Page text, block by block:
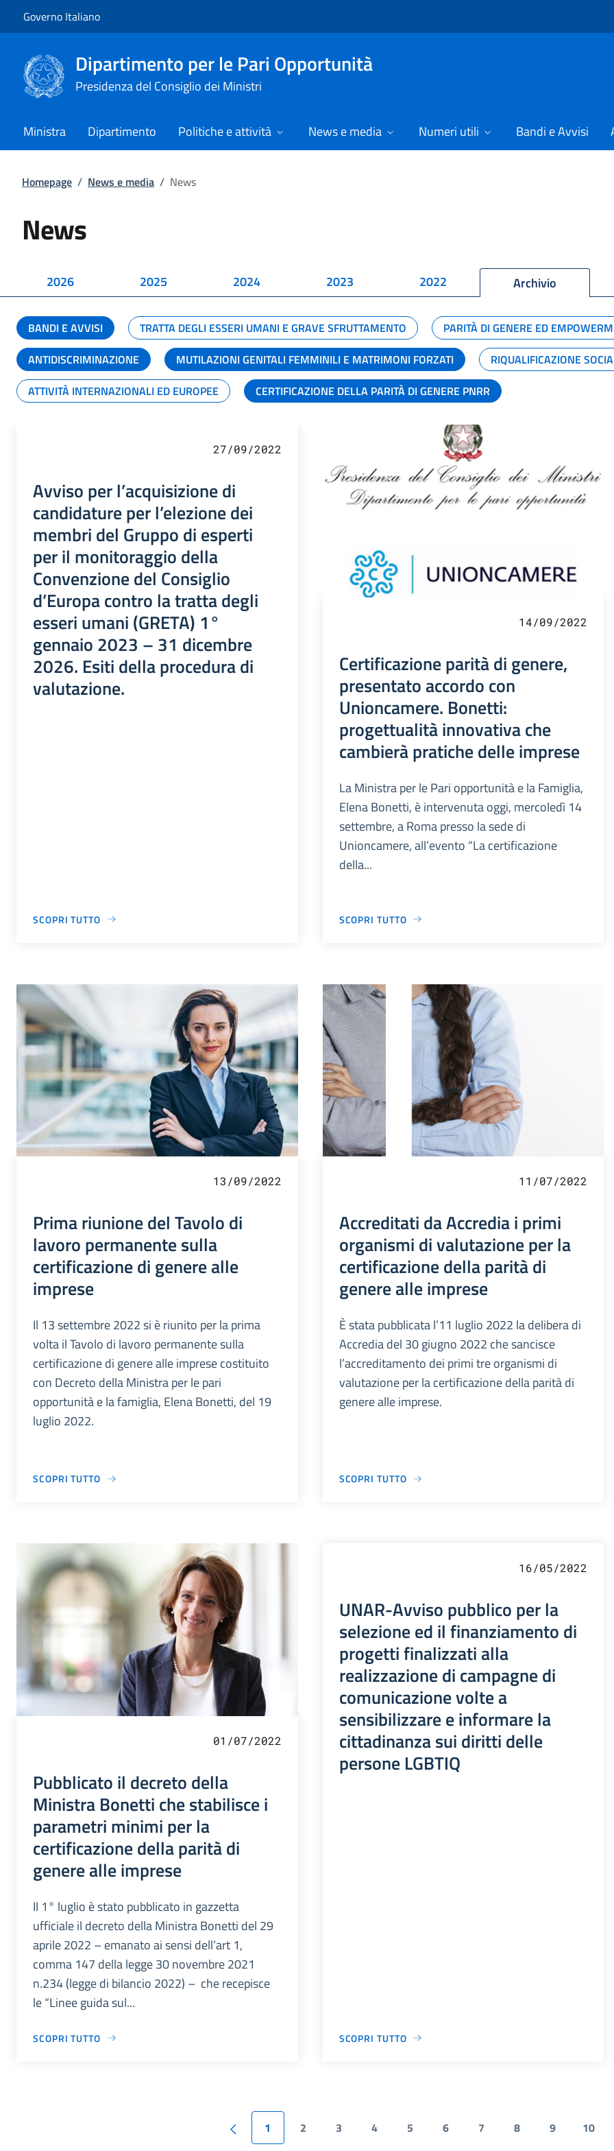
Governo Italiano
Dipartimento per le Pari Opportunità
Presidenza del Consiglio dei Ministri
Ministra Dipartimento Politiche e attività News e media Numeri utili Bandi e Avvisi
Homepage / News e media / News
News
2026 2025 2024 2023 2022 Archivio
BANDI E AVVISI TRATTA DEGLI ESSERI UMANI E GRAVE SFRUTTAMENTO PARITÀ DI GENERE ED
ANTIDISCRIMINAZIONE
MUTILAZIONI GENITALI FEMMINILI E MATRIMONI FORZATI
RIQUALIFICAZIONE
ATTIVITÀ INTERNAZIONALI ED EUROPEE
CERTIFICAZIONE DELLA PARITÀ DI GENERE PNRR
27/09/2022
Avviso per l’acquisizione di
candidature per l’elezione dei
membri del Gruppo di esperti
per il monitoraggio della
Convenzione del Consiglio
d’Europa contro la tratta degli
esseri umani (GRETA) 1°
gennaio 2023 – 31 dicembre
2026. Esiti della procedura di
valutazione.
SCOPRI TUTTO
14/09/2022
Certificazione parità di genere,
presentato accordo con
Unioncamere. Bonetti:
progettualità innovativa che
cambierà pratiche delle imprese
La Ministra per le Pari opportunità e la Famiglia,
Elena Bonetti, è intervenuta oggi, mercoledì 14
settembre, a Roma presso la sede di
Unioncamere, all’evento “La certificazione
della...
SCOPRI TUTTO
13/09/2022
Prima riunione del Tavolo di
lavoro permanente sulla
certificazione di genere alle
imprese
Il 13 settembre 2022 si è riunito per la prima
volta il Tavolo di lavoro permanente sulla
certificazione di genere alle imprese costituito
con Decreto della Ministra per le pari
opportunità e la famiglia, Elena Bonetti, del 19
luglio 2022.
SCOPRI TUTTO
11/07/2022
Accreditati da Accredia i primi
organismi di valutazione per la
certificazione della parità di
genere alle imprese
È stata pubblicata l’11 luglio 2022 la delibera di
Accredia del 30 giugno 2022 che sancisce
l’accreditamento dei primi tre organismi di
valutazione per la certificazione della parità di
genere alle imprese.
SCOPRI TUTTO
01/07/2022
Pubblicato il decreto della
Ministra Bonetti che stabilisce i
parametri minimi per la
certificazione della parità di
genere alle imprese
Il 1° luglio è stato pubblicato in gazzetta
ufficiale il decreto della Ministra Bonetti del 29
aprile 2022 – emanato ai sensi dell’art 1,
comma 147 della legge 30 novembre 2021
n.234 (legge di bilancio 2022) – che recepisce
le “Linee guida sul...
SCOPRI TUTTO
16/05/2022
UNAR-Avviso pubblico per la
selezione ed il finanziamento di
progetti finalizzati alla
realizzazione di campagne di
comunicazione volte a
sensibilizzare e informare la
cittadinanza sui diritti delle
persone LGBTIQ
SCOPRI TUTTO
1 2 3 4 5 6 7 8 9 10